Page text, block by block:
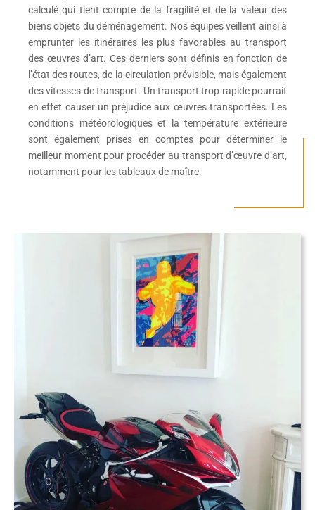
calculé qui tient compte de la fragilité et de la valeur des
biens objets du déménagement. Nos équipes veillent ainsi à
emprunter les itinéraires les plus favorables au transport
des œuvres d’art. Ces derniers sont définis en fonction de
l’état des routes, de la circulation prévisible, mais également
des vitesses de transport. Un transport trop rapide pourrait
en effet causer un préjudice aux œuvres transportées. Les
conditions météorologiques et la température extérieure
sont également prises en comptes pour déterminer le
meilleur moment pour procéder au transport d’œuvre d’art,
notamment pour les tableaux de maître.